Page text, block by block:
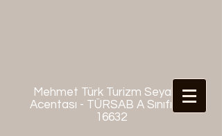
Mehmet Türk Turizm Seyahat
Acentası - TÜRSAB A Sınıfı No:
16632